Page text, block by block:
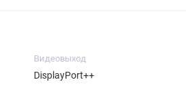
Видеовыход
DisplayPort++